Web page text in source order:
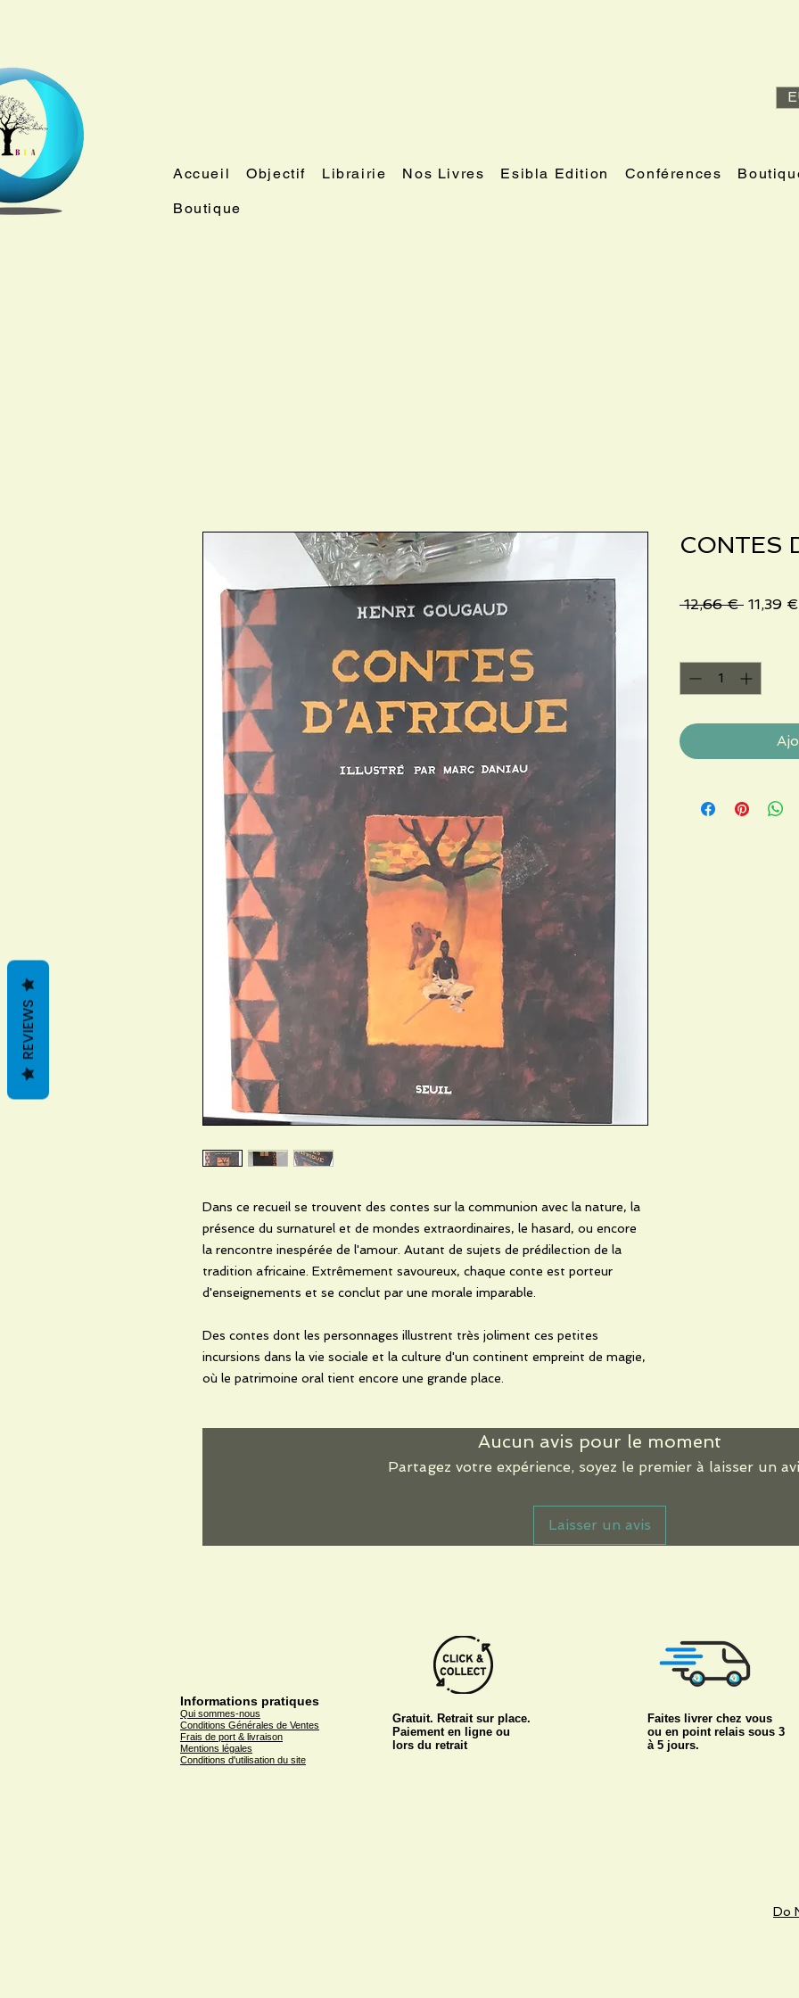
Accueil Objectif Librairie Nos Livres Esibla Edition Conférences
Boutique
Dans ce recueil se trouvent des contes sur la communion avec la nature, la
présence du surnaturel et de mondes extraordinaires, le hasard, ou encore
la rencontre inespérée de l'amour. Autant de sujets de prédilection de la
tradition africaine. Extrêmement savoureux, chaque conte est porteur
d'enseignements et se conclut par une morale imparable.
Des contes dont les personnages illustrent très joliment ces petites
incursions dans la vie sociale et la culture d'un continent empreint de magie,
où le patrimoine oral tient encore une grande place.
CONTES
12,66 € Prix
11,39 €
Aucun avis pour le moment
Partagez votre expérience, soyez le premier à laisser un
Laisser un avis
Informations pratiques
Qui sommes-nous
Conditions Générales de Ventes
Frais de port & livraison
Mentions légales
Conditions d'utilisation du site
Gratuit. Retrait sur place.
Paiement en ligne ou
lors du retrait
Faites livrer chez vous
ou en point relais sous 3
à 5 jours.
Do
REVIEWS